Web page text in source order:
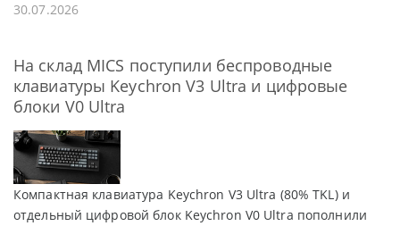
30.07.2026
На склад MICS поступили беспроводные
клавиатуры Keychron V3 Ultra и цифровые
блоки V0 Ultra
Компактная клавиатура Keychron V3 Ultra (80% TKL) и
отдельный цифровой блок Keychron V0 Ultra пополнили